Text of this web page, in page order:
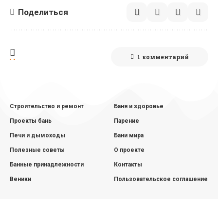
Поделиться
1 комментарий
Строительство и ремонт
Проекты бань
Печи и дымоходы
Полезные советы
Банные принадлежности
Веники
Баня и здоровье
Парение
Бани мира
О проекте
Контакты
Пользовательское соглашение